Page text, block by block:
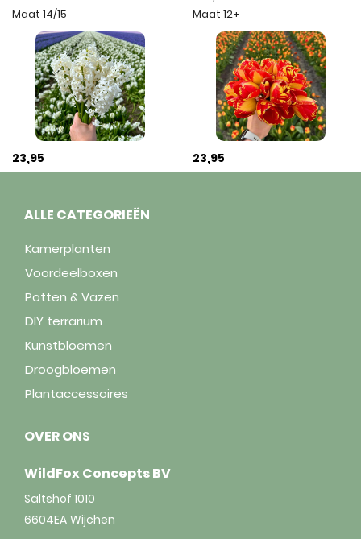
Maat 14/15
23,95
Maat 12+
23,95
ALLE CATEGORIEËN
Kamerplanten
Voordeelboxen
Potten & Vazen
DIY terrarium
Kunstbloemen
Droogbloemen
Plantaccessoires
OVER ONS
WildFox Concepts BV
Saltshof 1010
6604EA Wijchen